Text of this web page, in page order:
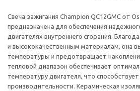
Свеча зажигания Champion QC12GMC от
предназначена для обеспечения
двигателях внутреннего сгорания.
и высококачественным материалам, она
температуры и предотвращает
тепловой диапазон обеспечивает
температуру двигателя, что
производительности. Керамическая